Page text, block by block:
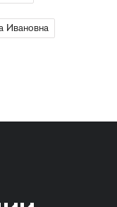
Ивановна